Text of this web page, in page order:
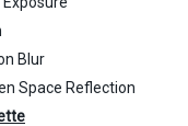
Blur
Space Reflection